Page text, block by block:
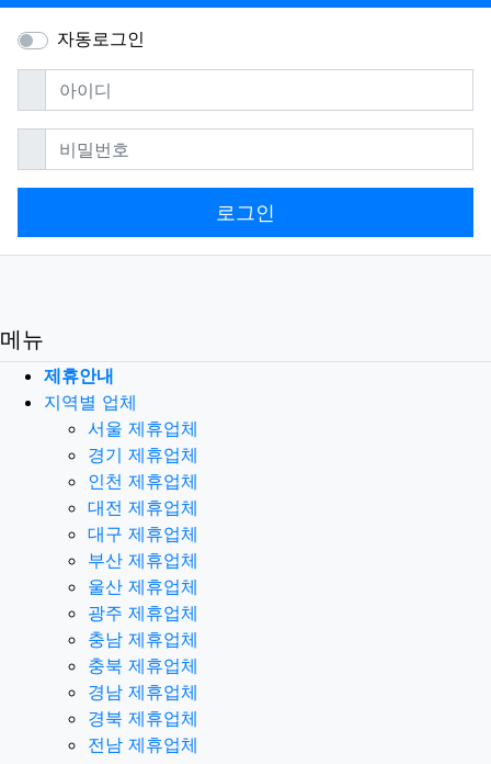
자동로그인
아이디필수
비밀번호필수
로그인
메뉴
제휴안내
지역별 업체
서울 제휴업체
경기 제휴업체
인천 제휴업체
대전 제휴업체
대구 제휴업체
부산 제휴업체
울산 제휴업체
광주 제휴업체
충남 제휴업체
충북 제휴업체
경남 제휴업체
경북 제휴업체
전남 제휴업체